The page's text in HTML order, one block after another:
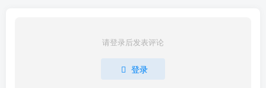
请登录后发表评论
登录